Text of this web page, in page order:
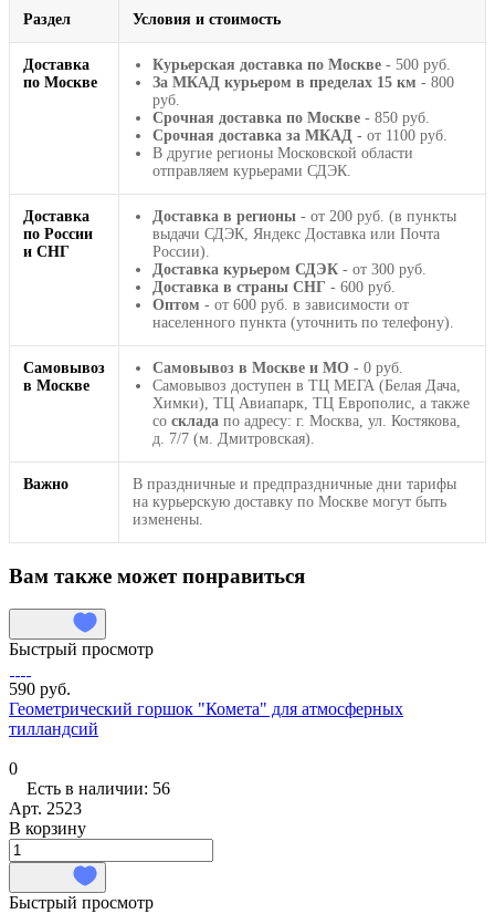
Раздел Условия и стоимость
Доставка
по Москве
Курьерская доставка по Москве - 500 руб.
За МКАД курьером в пределах 15 км - 800
руб.
Срочная доставка по Москве - 850 руб.
Срочная доставка за МКАД - от 1100 руб.
В другие регионы Московской области
отправляем курьерами СДЭК.
Доставка
по России
и СНГ
Доставка в регионы - от 200 руб. (в пункты
выдачи СДЭК, Яндекс Доставка или Почта
России).
Доставка курьером СДЭК - от 300 руб.
Доставка в страны СНГ - 600 руб.
Оптом - от 600 руб. в зависимости от
населенного пункта (уточнить по телефону).
Самовывоз
в Москве
Самовывоз в Москве и МО - 0 руб.
Самовывоз доступен в ТЦ МЕГА (Белая Дача,
Химки), ТЦ Авиапарк, ТЦ Европолис, а также
со склада по адресу: г. Москва, ул. Костякова,
д. 7/7 (м. Дмитровская).
Важно
В праздничные и предпраздничные дни тарифы
на курьерскую доставку по Москве могут быть
изменены.
Вам также может понравиться
Быстрый просмотр
590 руб.
Геометрический горшок "Комета" для атмосферных
тилландсий
0
Есть в наличии: 56
Арт. 2523
В корзину
Быстрый просмотр